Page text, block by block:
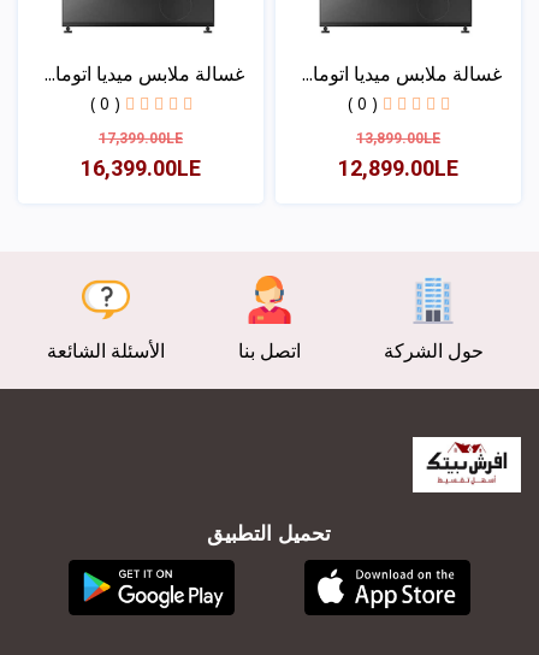
غسالة ملابس ميديا اتوما...
( 0 )
13,899.00LE
12,899.00LE
غسالة ملابس ميديا اتوما...
( 0 )
17,399.00LE
16,399.00LE
حول الشركة اتصل بنا الأسئلة الشائعة
تحميل التطبيق